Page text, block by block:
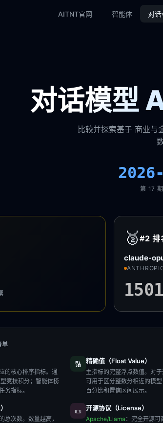
AITNT官网 智能体 对话
对话模型
比较并探索基于 商业与
第 17
🥈 #2排
claude-
1501
的核心排序指标。通
竞技积分；智能体榜
务指标。
🔢 精确值（Float Value）
主指标的完整浮点数值。对
可用于区分整数分相近的模
百分比和置信区间展示。
总次数。数量越高，
📜 开源协议（License）
Apache/Llama ：完全开源可